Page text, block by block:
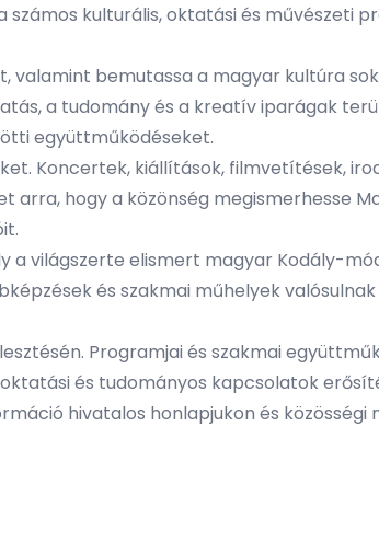
kulturális, oktatási és művészeti
valamint bemutassa a magyar kultúra
a tudomány és a kreatív iparágak
együttműködéseket.
Koncertek, kiállítások, filmvetítések,
hogy a közönség megismerhesse
világszerte elismert magyar Kodály-
és szakmai műhelyek valósulnak
Programjai és szakmai
és tudományos kapcsolatok
hivatalos honlapjukon és közösségi